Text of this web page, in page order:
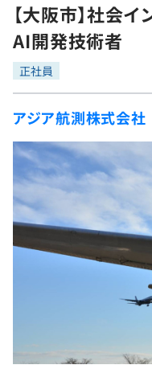
転職成功ガイド
転職エージェント
インタビュー
転職成功ガイド
求人検索
本選考
インターン
新卒エージェント
イベント・セミナー
インタビュー
学習
問題集
ナレッジ
リファレンス
法人向けプラン
プログラミング言語
評価結果一覧
再チャレンジ結果一覧
ゲーム・マンガ
Tech Team Journal
paiza times
note
paizaとは？
【大阪市】社会イ
AI開発技術者
正社員
アジア航測株式会社